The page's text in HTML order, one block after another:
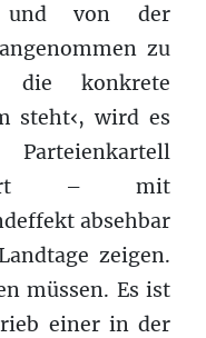
und von der
zu
die konkrete
steht‹, wird es
Parteienkartell
– mit
absehbar
zeigen.
müssen. Es ist
einer in der